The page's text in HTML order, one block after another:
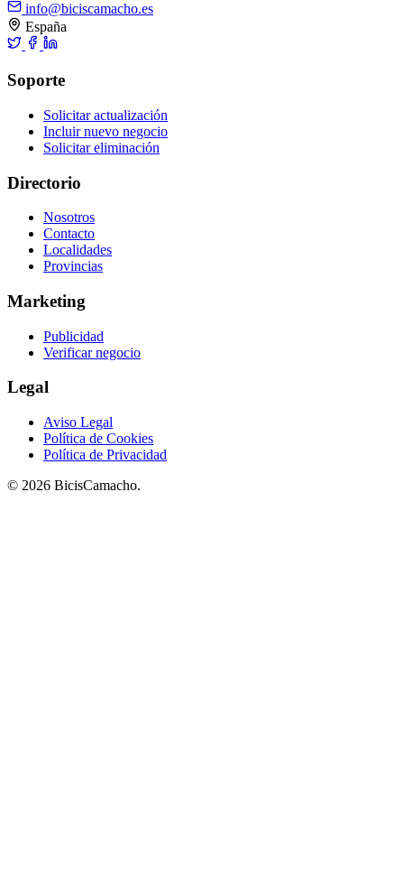
info@biciscamacho.es
España
Soporte
Solicitar actualización
Incluir nuevo negocio
Solicitar eliminación
Directorio
Nosotros
Contacto
Localidades
Provincias
Marketing
Publicidad
Verificar negocio
Legal
Aviso Legal
Política de Cookies
Política de Privacidad
© 2026 BicisCamacho.